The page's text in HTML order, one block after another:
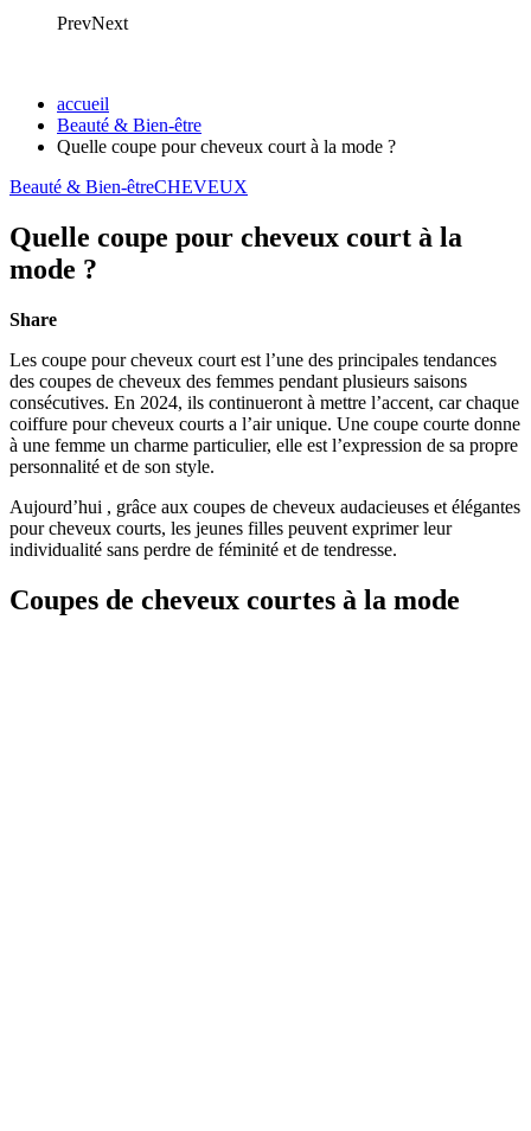
PrevNext
accueil
Beauté & Bien-être
Quelle coupe pour cheveux court à la mode ?
Beauté & Bien-êtreCHEVEUX
Quelle coupe pour cheveux court à la
mode ?
Share
Les coupe pour cheveux court est l’une des principales tendances
des coupes de cheveux des femmes pendant plusieurs saisons
consécutives. En 2024, ils continueront à mettre l’accent, car chaque
coiffure pour cheveux courts a l’air unique. Une coupe courte donne
à une femme un charme particulier, elle est l’expression de sa propre
personnalité et de son style.
Aujourd’hui , grâce aux coupes de cheveux audacieuses et élégantes
pour cheveux courts, les jeunes filles peuvent exprimer leur
individualité sans perdre de féminité et de tendresse.
Coupes de cheveux courtes à la mode